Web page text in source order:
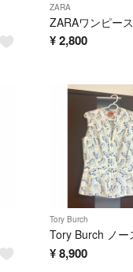
ZARA
ZARAワンピース
¥2,800
Tory Burch
¥8,900